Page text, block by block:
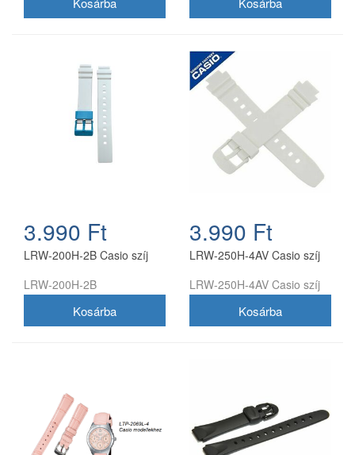
3.990 Ft
LRW-200H-2B Casio szíj
LRW-200H-2B
3.990 Ft
LRW-250H-4AV Casio szíj
LRW-250H-4AV Casio szíj